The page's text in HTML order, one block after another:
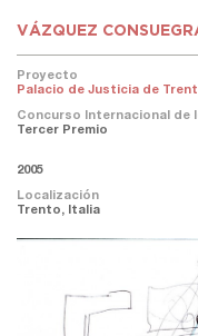
VÁZQUEZ
Proyecto
Palacio de Justicia de
Concurso Internacional de
Tercer Premio
2005
Localización
Trento, Italia